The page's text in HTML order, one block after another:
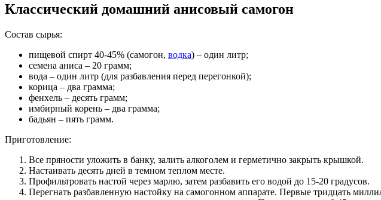
Классический домашний анисовый самогон
Состав сырья:
пищевой спирт 40-45% (самогон, водка) – один литр;
семена аниса – 20 грамм;
вода – один литр (для разбавления перед перегонкой);
корица – два грамма;
фенхель – десять грамм;
имбирный корень – два грамма;
бадьян – пять грамм.
Приготовление:
Все пряности уложить в банку, залить алкоголем и герметично закрыть крышкой.
Настаивать десять дней в темном теплом месте.
Профильтровать настой через марлю, затем разбавить его водой до 15-20 градусов.
Перегнать разбавленную настойку на самогонном аппарате. Первые тридцать